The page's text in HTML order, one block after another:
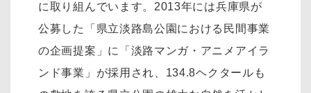
に取り組んでいます。2013年には兵庫県が
公募した「県立淡路島公園における民間事業
の企画提案」に「淡路マンガ・アニメアイラ
ンド事業」が採用され、134.8ヘクタールも